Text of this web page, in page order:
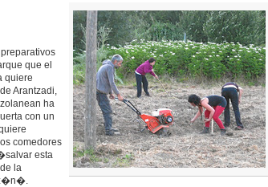
que el
quiere
Arantzadi,
ha
con un
comedores
esta
la